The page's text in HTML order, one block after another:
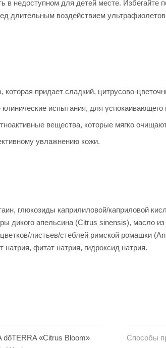
в недоступном для детей месте. Избегайте
длительным воздействием
придает сладкий, цитрусово-
испытания, для успокаивающего
вещества, которые мягко
увлажнению кожи.
глюкозиды каприлиловой/каприловой
дикого апельсина (Citrus sinensis), масло
листьев/стеблей римской ромашки
фитат натрия, гидроксид натрия.
dōTERRA «Citrus Bloom»
Способы